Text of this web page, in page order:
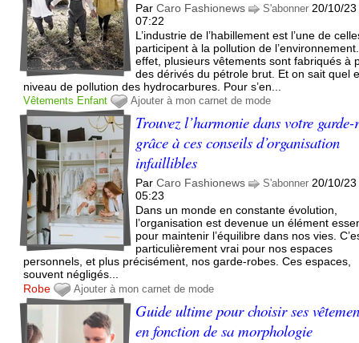
ParCaro Fashionews S'abonner 20/10/23
07:22
L’industrie de l’habillement est l’une de
participent à la pollution de
effet, plusieurs vêtements sont fabriqués à
des dérivés du pétrole brut. Et on sait quel
niveau de pollution des hydrocarbures. Pour s’en...
Vêtements Enfant Ajouter à mon carnet de mode
Trouvez l’harmonie dans votre garde-
grâce à ces conseils d’organisation
infaillibles
ParCaro Fashionews S'abonner 20/10/23
05:23
Dans un monde en constante évolution,
l’organisation est devenue un élément
pour maintenir l’équilibre dans nos vies.
particulièrement vrai pour nos espaces
personnels, et plus précisément, nos garde-robes. Ces espaces,
souvent négligés...
Robe
Ajouter à mon carnet de mode
Guide ultime pour choisir ses
en fonction de sa morphologie